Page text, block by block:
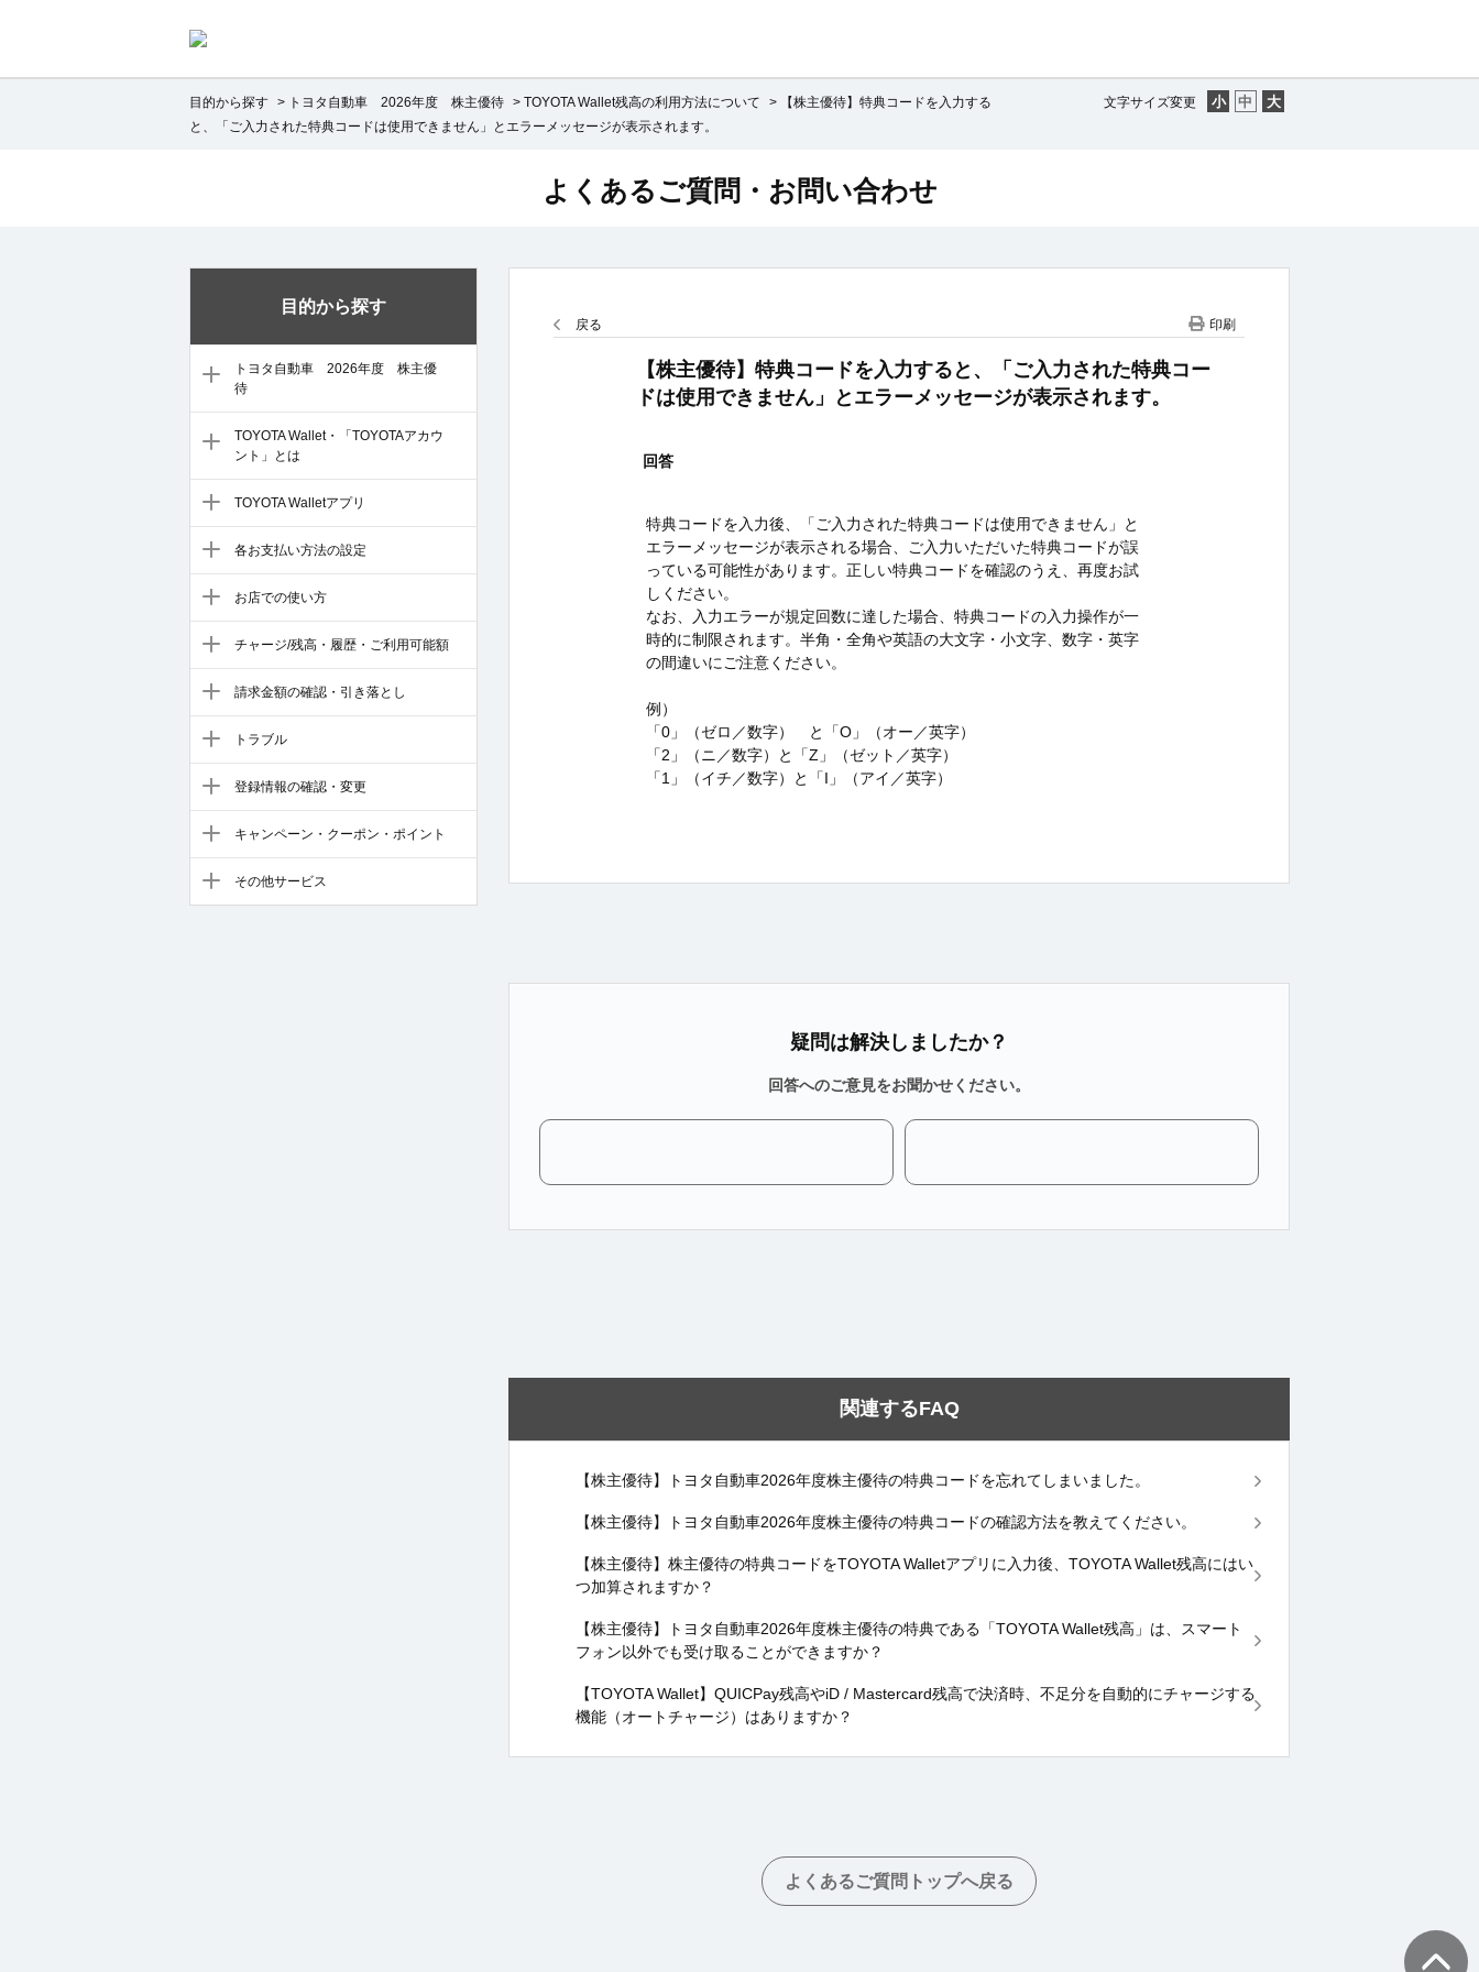
文字サイズ変更
目的から探す > トヨタ自動車 2026年度 株主優待 > TOYOTA Wallet残高の利用方法について >
【株主優待】特典コードを入力する
と、「ご入力された特典コードは使用できません」とエラーメッセージが表示されます。
目的から探す
トヨタ自動車 2026年度 株主優
待
TOYOTA Wallet・「TOYOTAアカウ
ント」とは
TOYOTA Walletアプリ
各お支払い方法の設定
お店での使い方
チャージ/残高・履歴・ご利用可能額
請求金額の確認・引き落とし
トラブル
登録情報の確認・変更
キャンペーン・クーポン・ポイント
その他サービス
よくあるご質問・お問い合わせ
戻る 印刷
【株主優待】特典コードを入力すると、「ご入力された特典コー
ドは使用できません」とエラーメッセージが表示されます。
回答
特典コードを入力後、「ご入力された特典コードは使用できません」と
エラーメッセージが表示される場合、ご入力いただいた特典コードが誤
っている可能性があります。正しい特典コードを確認のうえ、再度お試
しください。
なお、入力エラーが規定回数に達した場合、特典コードの入力操作が一
時的に制限されます。半角・全角や英語の大文字・小文字、数字・英字
の間違いにご注意ください。
例）
「0」（ゼロ／数字） と「O」（オー／英字）
「2」（ニ／数字）と「Z」（ゼット／英字）
「1」（イチ／数字）と「I」（アイ／英字）
疑問は解決しましたか？
回答へのご意見をお聞かせください。
関連するFAQ
【株主優待】トヨタ自動車2026年度株主優待の特典コードを忘れてしまいました。
【株主優待】トヨタ自動車2026年度株主優待の特典コードの確認方法を教えてください。
【株主優待】株主優待の特典コードをTOYOTA Walletアプリに入力後、TOYOTA Wallet残高にはい
つ加算されますか？
【株主優待】トヨタ自動車2026年度株主優待の特典である「TOYOTA Wallet残高」は、スマート
フォン以外でも受け取ることができますか？
【TOYOTA Wallet】QUICPay残高やiD / Mastercard残高で決済時、不足分を自動的にチャージする
機能（オートチャージ）はありますか？
よくあるご質問トップへ戻る
TOPへ